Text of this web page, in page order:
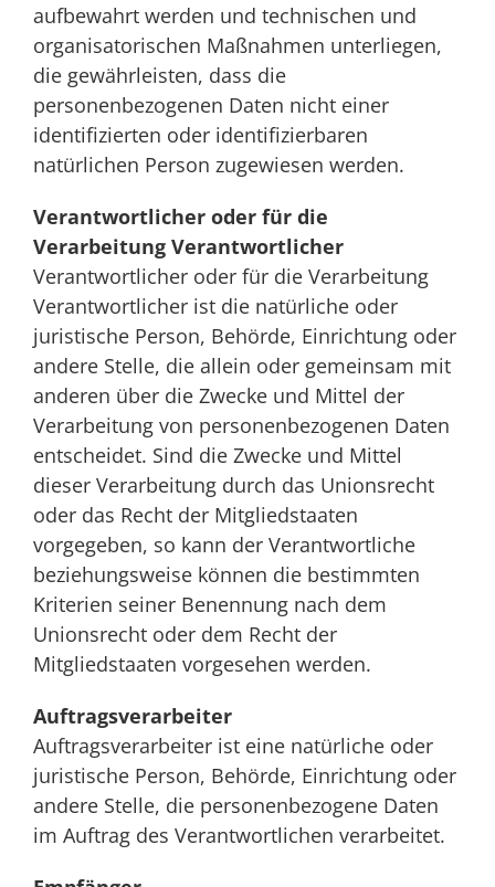
aufbewahrt werden und technischen und
organisatorischen Maßnahmen unterliegen,
die gewährleisten, dass die
personenbezogenen Daten nicht einer
identifizierten oder identifizierbaren
natürlichen Person zugewiesen werden.
Verantwortlicher oder für die
Verarbeitung Verantwortlicher
Verantwortlicher oder für die Verarbeitung
Verantwortlicher ist die natürliche oder
juristische Person, Behörde, Einrichtung oder
andere Stelle, die allein oder gemeinsam mit
anderen über die Zwecke und Mittel der
Verarbeitung von personenbezogenen Daten
entscheidet. Sind die Zwecke und Mittel
dieser Verarbeitung durch das Unionsrecht
oder das Recht der Mitgliedstaaten
vorgegeben, so kann der Verantwortliche
beziehungsweise können die bestimmten
Kriterien seiner Benennung nach dem
Unionsrecht oder dem Recht der
Mitgliedstaaten vorgesehen werden.
Auftragsverarbeiter
Auftragsverarbeiter ist eine natürliche oder
juristische Person, Behörde, Einrichtung oder
andere Stelle, die personenbezogene Daten
im Auftrag des Verantwortlichen verarbeitet.